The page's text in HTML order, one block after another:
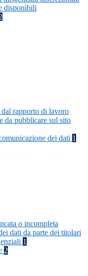
disponibili
rapporto di lavoro
da pubblicare sul sito
dei dati 1
o incompleta
dati da parte dei titolari
1
2